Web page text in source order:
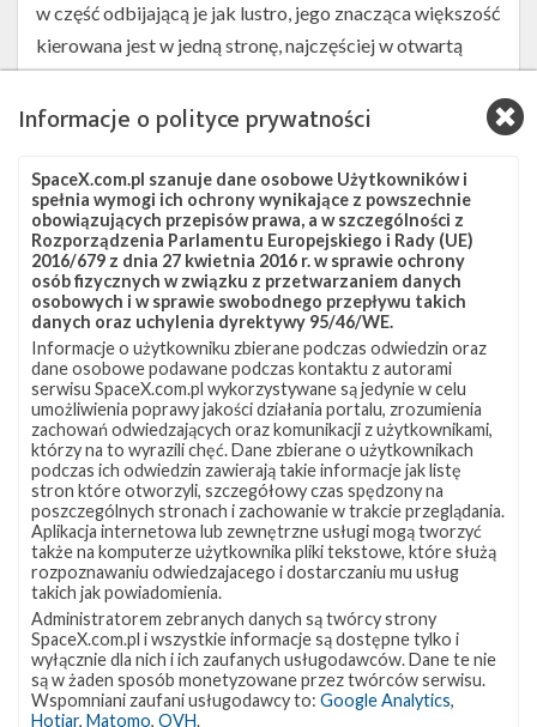
w część odbijającą je jak lustro, jego znacząca większość
kierowana jest w jedną stronę, najczęściej w otwartą
przestrzeń. Od czasu do czasu, kiedy światło trafia na
Ziemię, przez sekundę lub nawet krócej widoczna jest
częścią satelity, jeśli tylko znajdujemy się poza
określonym niewielkim obszarem w przestrzeni.
These images which I shot yesterday
evening, show 3@SpaceX#starlink
satellites, including STARLINK-1130
"DARKSAT", passing the same part of the
sky in 10 min time.
As can be seen, Starlink-1130 is clearly
fainter due to its reflectance-reducing
coating.@planet4589@TSKelso
pic.twitter.com/5lnBJJIo1S
— Dr Marco Langbroek (@Marco_Langbroek)
Największy wpływ na dużą jasność satelitów Starlink
mają białe anteny w dolnej części satelitów, anteny
paraboliczne z boku (niewidoczne na schemacie poniżej)
Informacje o polityce prywatności
SpaceX.com.pl szanuje dane osobowe Użytkowników i
spełnia wymogi ich ochrony wynikające z powszechnie
obowiązujących przepisów prawa, a w szczególności z
Rozporządzenia Parlamentu Europejskiego i Rady (UE)
2016/679 z dnia 27 kwietnia 2016 r. w sprawie ochrony
osób fizycznych w związku z przetwarzaniem danych
osobowych i w sprawie swobodnego przepływu takich
danych oraz uchylenia dyrektywy 95/46/WE.
Informacje o użytkowniku zbierane podczas odwiedzin oraz
dane osobowe podawane podczas kontaktu z autorami
serwisu SpaceX.com.pl wykorzystywane są jedynie w celu
umożliwienia poprawy jakości działania portalu, zrozumienia
zachowań odwiedzających oraz komunikacji z użytkownikami,
którzy na to wyrazili chęć. Dane zbierane o użytkownikach
podczas ich odwiedzin zawierają takie informacje jak listę
stron które otworzyli, szczegółowy czas spędzony na
poszczególnych stronach i zachowanie w trakcie przeglądania.
Aplikacja internetowa lub zewnętrzne usługi mogą tworzyć
także na komputerze użytkownika pliki tekstowe, które służą
rozpoznawaniu odwiedzajacego i dostarczaniu mu usług
takich jak powiadomienia.
Administratorem zebranych danych są twórcy strony
SpaceX.com.pl i wszystkie informacje są dostępne tylko i
wyłącznie dla nich i ich zaufanych usługodawców. Dane te nie
są w żaden sposób monetyzowane przez twórców serwisu.
Wspomniani zaufani usługodawcy to: Google Analytics,
Hotjar, Matomo, OVH.